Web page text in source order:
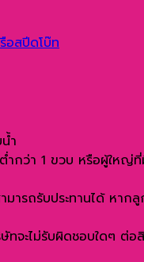
อสปีดโบ๊ท
ำ
า 1 ขวบ หรือผู้ใหญ่ที่
ารถรับประทานได้ หา
ทจะไม่รับผิดชอบใดๆ ต่